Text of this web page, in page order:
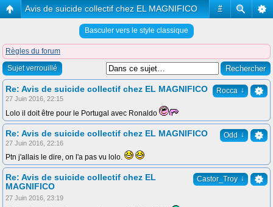
#
Avis de suicide collectif chez EL MAGNIFICO
Basculer vers le style classique
Règles du forum
Sujet verrouillé
Rocca ↓
Re: Avis de suicide collectif chez EL MAGNIFICO
27 Juin 2016, 22:15
Lolo il doit être pour le Portugal avec Ronaldo
Odd ↓
Re: Avis de suicide collectif chez EL MAGNIFICO
27 Juin 2016, 22:16
Ptn j'allais le dire, on l'a pas vu lolo.
Castor_Troy ↓
Re: Avis de suicide collectif chez EL
MAGNIFICO
27 Juin 2016, 23:19